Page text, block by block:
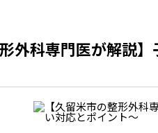
形外科専門医が解説